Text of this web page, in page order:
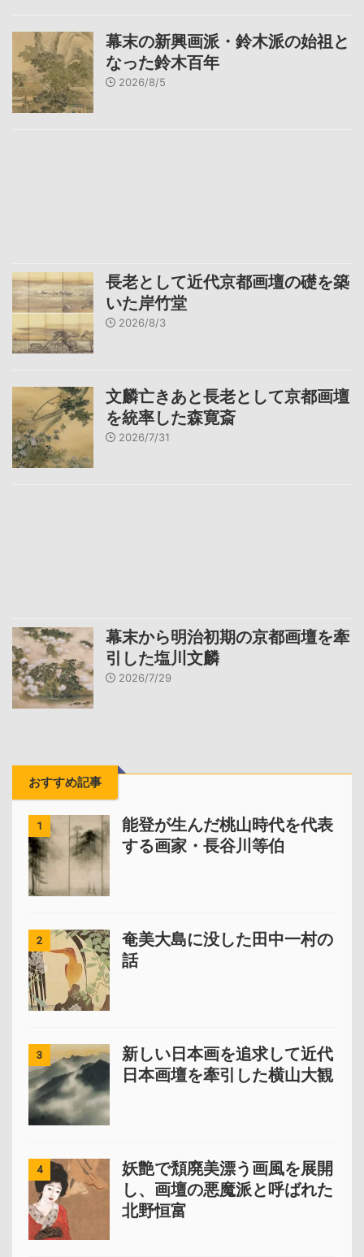
幕末の新興画派・鈴木派の始祖と
なった鈴木百年
2026/8/5
長老として近代京都画壇の礎を築
いた岸竹堂
2026/8/3
文麟亡きあと長老として京都画壇
を統率した森寛斎
2026/7/31
幕末から明治初期の京都画壇を牽
引した塩川文麟
2026/7/29
おすすめ記事
1
能登が生んだ桃山時代を代表
する画家・長谷川等伯
2
奄美大島に没した田中一村の
話
3
新しい日本画を追求して近代
日本画壇を牽引した横山大観
4
妖艶で頽廃美漂う画風を展開
し、画壇の悪魔派と呼ばれた
北野恒富